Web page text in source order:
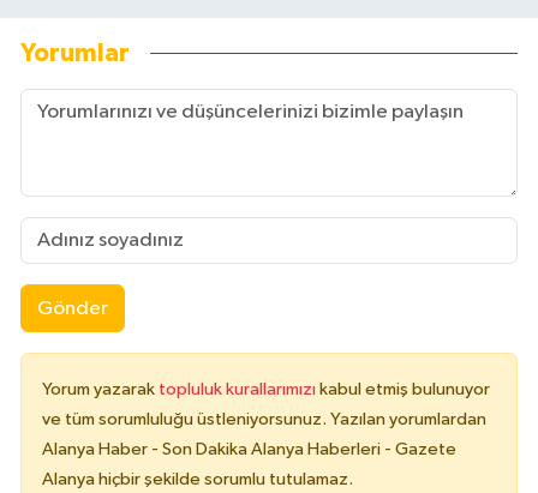
Yorumlar
Gönder
Yorum yazarak topluluk kurallarımızı kabul etmiş bulunuyor
ve tüm sorumluluğu üstleniyorsunuz. Yazılan yorumlardan
Alanya Haber - Son Dakika Alanya Haberleri - Gazete
Alanya hiçbir şekilde sorumlu tutulamaz.